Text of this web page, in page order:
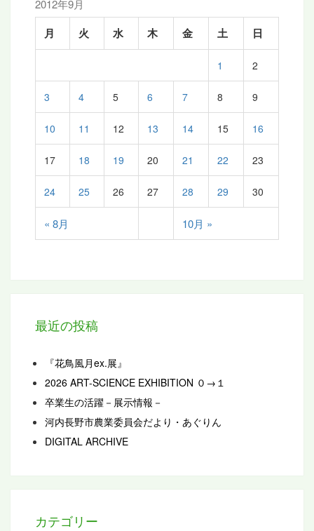
2012年9月
月 火 水 木 金 土 日
« 8月 10月 »
1 2
3 4 5 6 7 8 9
10 11 12 13 14 15 16
17 18 19 20 21 22 23
24 25 26 27 28 29 30
最近の投稿
『花鳥風月ex.展』
2026 ART-SCIENCE EXHIBITION ０→１
卒業生の活躍－展示情報－
河内長野市農業委員会だより・あぐりん
DIGITAL ARCHIVE
カテゴリー